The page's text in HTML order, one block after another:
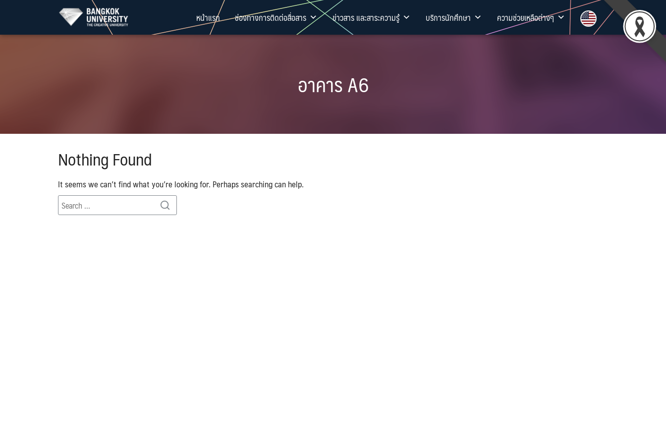
content
หน้าแรก ช่องทางการติดต่อสื่อสาร ข่าวสาร และสาระความรู้ บริการนักศึกษา ความช่วยเหลือต่างๆ
อาคาร A6
Nothing Found
It seems we can’t find what you’re looking for. Perhaps searching can help.
Search
for:
Search